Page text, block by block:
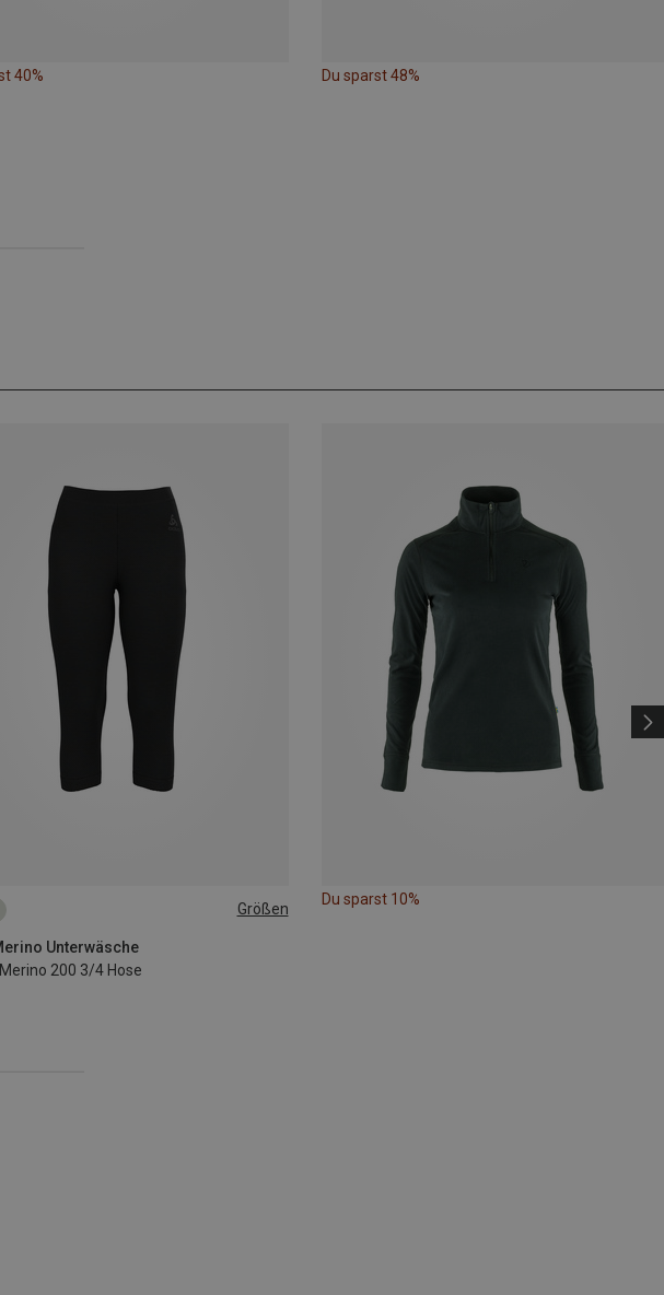
40% Du sparst 48%
Größen
Unterwäsche
200 3/4 Hose
Du sparst 10%